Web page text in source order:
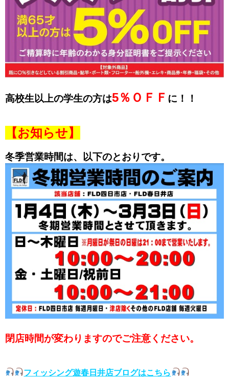
高校生以上の学生の方は5％ＯＦＦ に！！
【お知らせ】
冬季営業時間は、以下のとおりです。
閉店時間が変わりますのでご注意ください。
フィッシング遊春日井店ブログはこちら